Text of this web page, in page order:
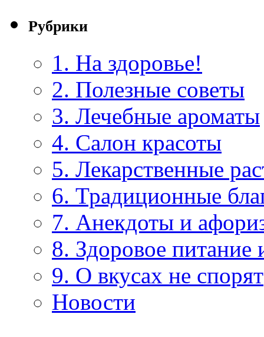
Рубрики
1. На здоровье!
2. Полезные советы
3. Лечебные ароматы
4. Салон красоты
5. Лекарственные
6. Традиционные
7. Анекдоты и
8. Здоровое питание
9. О вкусах не спорят
Новости